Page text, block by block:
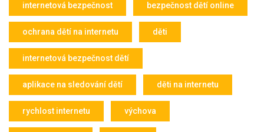
internetová bezpečnost bezpečnost dětí online
ochrana dětí na internetu děti
internetová bezpečnost dětí
aplikace na sledování dětí děti na internetu
rychlost internetu výchova